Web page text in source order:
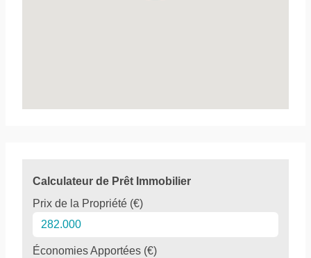
Calculateur de Prêt Immobilier
Prix de la Propriété (€)
Économies Apportées (€)